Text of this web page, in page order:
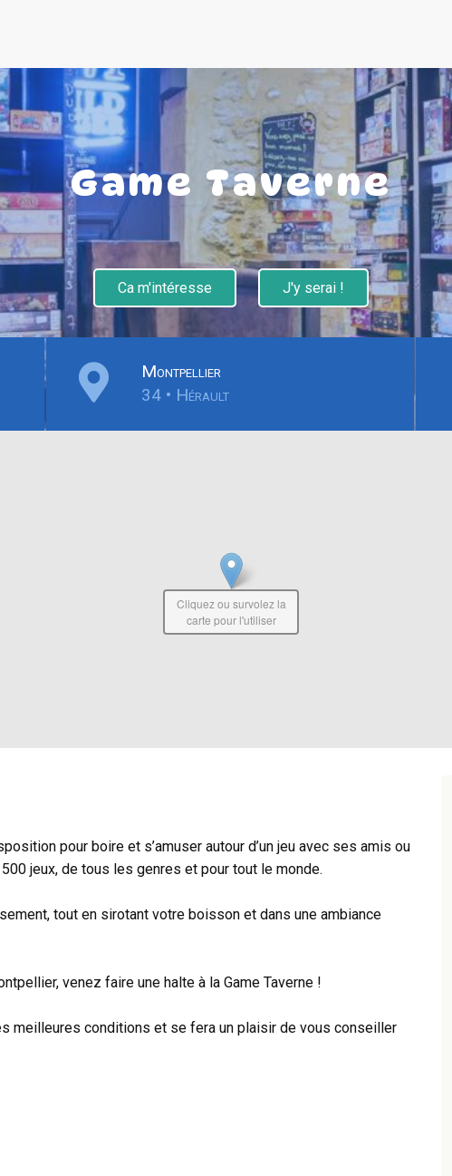
Game Taverne
Ca m'intéresse J'y serai !
Montpellier
34 • Hérault
Cliquez ou survolez la
carte pour l'utiliser
pour boire et s’amuser autour d’un jeu avec ses amis ou
jeux, de tous les genres et pour tout le monde.
tout en sirotant votre boisson et dans une ambiance
venez faire une halte à la Game Taverne !
meilleures conditions et se fera un plaisir de vous conseiller